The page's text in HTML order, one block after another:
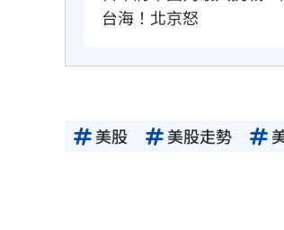
台海！北京怒
美股 美股走勢